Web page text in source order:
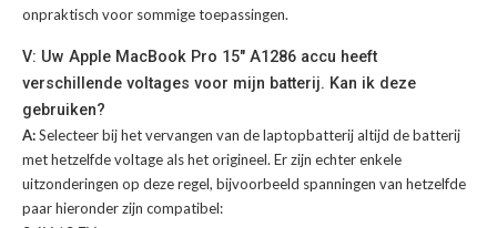
onpraktisch voor sommige toepassingen.
V: Uw Apple MacBook Pro 15" A1286 accu heeft
verschillende voltages voor mijn batterij. Kan ik deze
gebruiken?
A:Selecteer bij het vervangen van de laptopbatterij altijd de batterij
met hetzelfde voltage als het origineel. Er zijn echter enkele
uitzonderingen op deze regel, bijvoorbeeld spanningen van hetzelfde
paar hieronder zijn compatibel: